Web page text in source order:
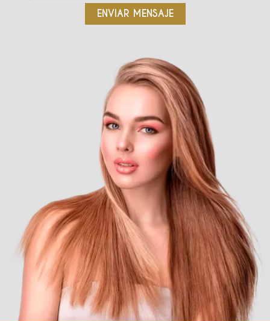
ENVIAR MENSAJE